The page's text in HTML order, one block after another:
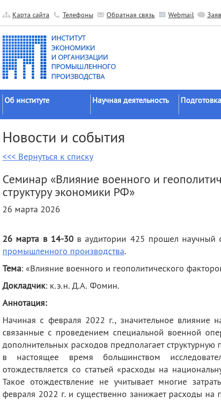
Карта сайта Телефоны Обратная связь Webmail
Об институте
Официальные документы
История
Научные подразделения
Прочие подразделения
Издательская
Контакты
Научная деятельность
исследований
Гранты
Научные школы
Публикации
советы
Новости и события
<<< Вернуться к списку
Семинар «Влияние военного и
структуру экономики РФ»
26 марта 2026
26 марта в 14-30в аудитории 425 прошел научный
промышленного производства.
Тема: «Влияние военного и геополитического
Докладчик: к.э.н. Д.А. Фомин.
Аннотация:
Начиная с февраля 2022 г., значительное влияние
связанные с проведением специальной военной
дополнительных расходов предполагает
в настоящее время большинством
отождествляется со статьей «расходы на
Такое отождествление не учитывает многие
февраля 2022 г. и существенно занижает расходы